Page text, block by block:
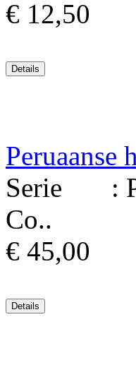
€ 12,50
Peruaanse
Serie :
Co..
€ 45,00